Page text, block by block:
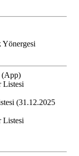
(App)
Listesi
(31.12.2025
Listesi